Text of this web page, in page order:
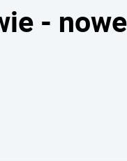
- nowe